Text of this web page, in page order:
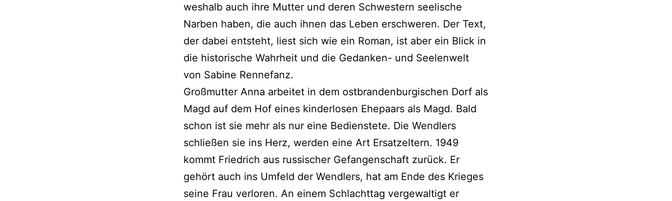
weshalb auch ihre Mutter und deren Schwestern seelische
Narben haben, die auch ihnen das Leben erschweren. Der Text,
der dabei entsteht, liest sich wie ein Roman, ist aber ein Blick in
die historische Wahrheit und die Gedanken- und Seelenwelt
von Sabine Rennefanz.
Großmutter Anna arbeitet in dem ostbrandenburgischen Dorf als
Magd auf dem Hof eines kinderlosen Ehepaars als Magd. Bald
schon ist sie mehr als nur eine Bedienstete. Die Wendlers
schließen sie ins Herz, werden eine Art Ersatzeltern. 1949
kommt Friedrich aus russischer Gefangenschaft zurück. Er
gehört auch ins Umfeld der Wendlers, hat am Ende des Krieges
seine Frau verloren. An einem Schlachttag vergewaltigt er